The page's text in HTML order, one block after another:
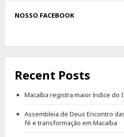
NOSSO FACEBOOK
Recent Posts
Macaíba registra maior índice do
Assembleia de Deus Encontro
fé e transformação em Macaíba